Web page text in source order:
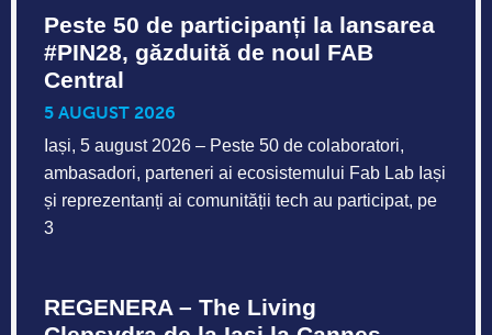
Peste 50 de participanți la lansarea
#PIN28, găzduită de noul FAB
Central
5 AUGUST 2026
Iași, 5 august 2026 – Peste 50 de colaboratori,
ambasadori, parteneri ai ecosistemului Fab Lab Iași
și reprezentanți ai comunității tech au participat, pe
3
REGENERA – The Living